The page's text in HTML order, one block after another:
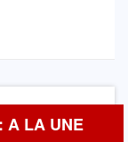
A LA UNE